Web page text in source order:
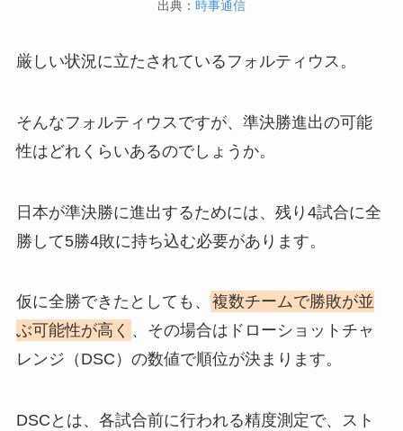
出典： 時事通信
厳しい状況に立たされているフォルティウス。
そんなフォルティウスですが、準決勝進出の可能
性はどれくらいあるのでしょうか。
日本が準決勝に進出するためには、残り4試合に全
勝して5勝4敗に持ち込む必要があります。
仮に全勝できたとしても、
複数チームで勝敗が並
ぶ可能性が高く 、その場合はドローショットチャ
レンジ（DSC）の数値で順位が決まります。
DSCとは、各試合前に行われる精度測定で、スト